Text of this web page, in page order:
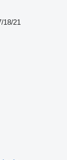
18/21